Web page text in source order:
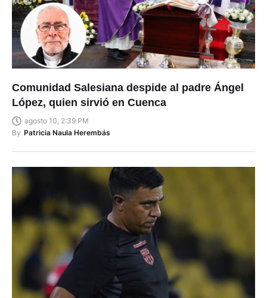
Comunidad Salesiana despide al padre Ángel
López, quien sirvió en Cuenca
agosto 10, 2:39 PM
By Patricia Naula Herembás